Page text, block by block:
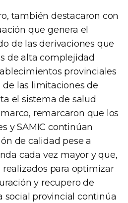
también destacaron con
que genera el
de las derivaciones que
de alta complejidad
provinciales
las limitaciones de
el sistema de salud
remarcaron que los
y SAMIC continúan
de calidad pese a
cada vez mayor y que,
realizados para optimizar
y recupero de
social provincial continúa